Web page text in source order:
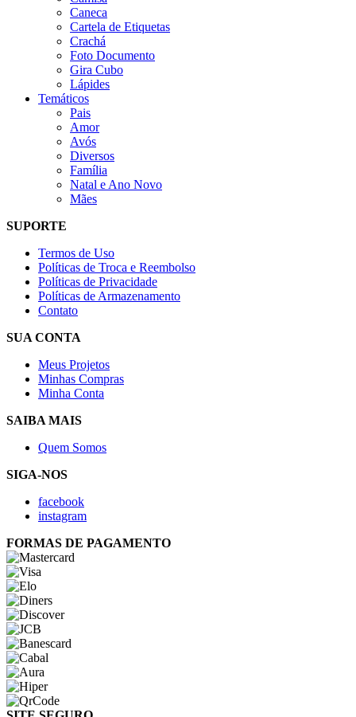
Caneca
Cartela de Etiquetas
Crachá
Foto Documento
Gira Cubo
Lápides
Temáticos
Pais
Amor
Avós
Diversos
Família
Natal e Ano Novo
Mães
SUPORTE
Termos de Uso
Políticas de Troca e Reembolso
Políticas de Privacidade
Políticas de Armazenamento
Contato
SUA CONTA
Meus Projetos
Minhas Compras
Minha Conta
SAIBA MAIS
Quem Somos
SIGA-NOS
facebook
instagram
FORMAS DE PAGAMENTO